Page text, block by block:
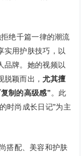
绝千篇一律的潮流
实用护肤技巧，以
品牌。她的视频以
脱颖而出，尤其擅
制的高级感”。此
时尚成长日记”为主
搭配、美容和护肤